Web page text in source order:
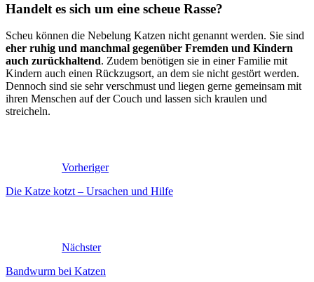
Handelt es sich um eine scheue Rasse?
Scheu können die Nebelung Katzen nicht genannt werden. Sie sind
eher ruhig und manchmal gegenüber Fremden und Kindern
auch zurückhaltend. Zudem benötigen sie in einer Familie mit
Kindern auch einen Rückzugsort, an dem sie nicht gestört werden.
Dennoch sind sie sehr verschmust und liegen gerne gemeinsam mit
ihren Menschen auf der Couch und lassen sich kraulen und
streicheln.
Vorheriger
Die Katze kotzt – Ursachen und Hilfe
Nächster
Bandwurm bei Katzen